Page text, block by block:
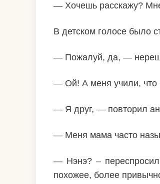
— Хочешь расскажу?
В детском голосе было
— Пожалуй, да, —
— Ой! А меня учили, что
— Я друг, — повторил
— Меня мама часто
— Нэнэ? – переспросил
похожее, более